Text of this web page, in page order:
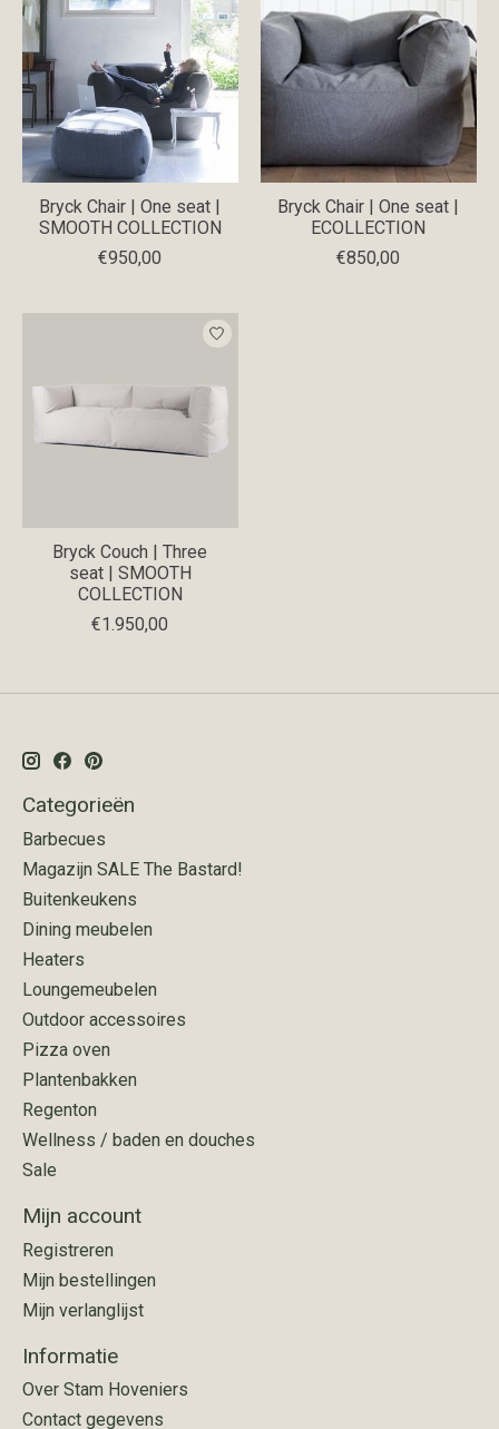
Bryck Chair | One seat |
SMOOTH COLLECTION
€950,00
Bryck Chair | One seat |
ECOLLECTION
€850,00
Bryck Couch | Three
seat | SMOOTH
COLLECTION
€1.950,00
Categorieën
Barbecues
Magazijn SALE The Bastard!
Buitenkeukens
Dining meubelen
Heaters
Loungemeubelen
Outdoor accessoires
Pizza oven
Plantenbakken
Regenton
Wellness / baden en douches
Sale
Mijn account
Registreren
Mijn bestellingen
Mijn verlanglijst
Informatie
Over Stam Hoveniers
Contact gegevens